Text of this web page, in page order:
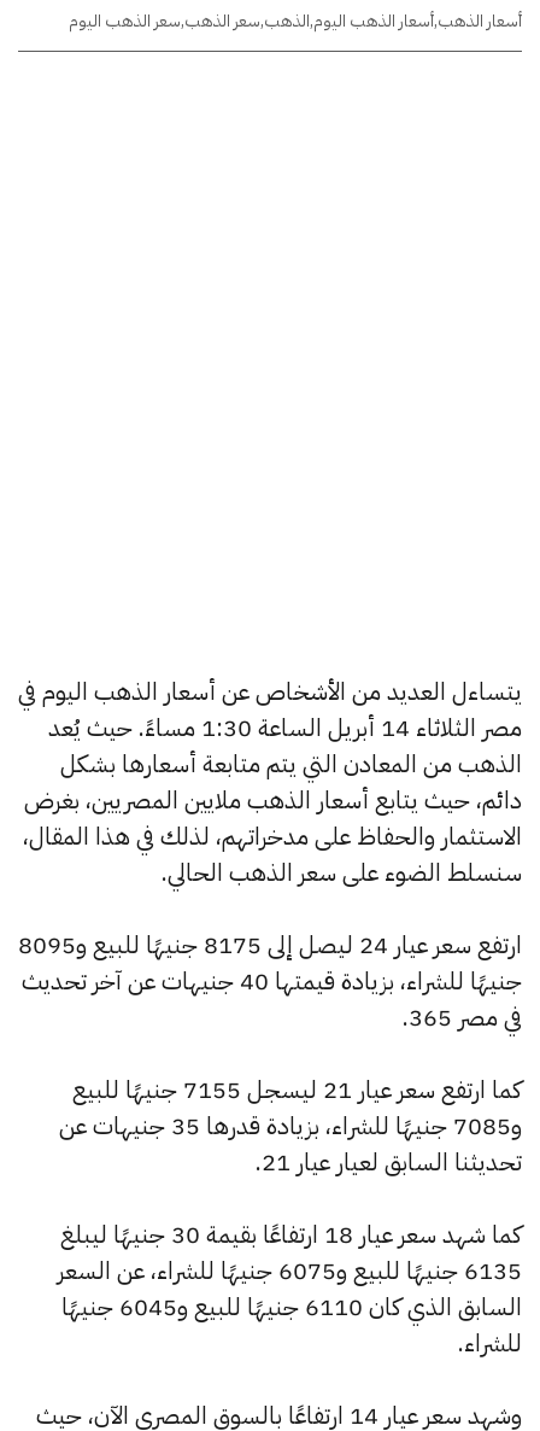
أسعار الذهب,أسعار الذهب اليوم,الذهب,سعر الذهب,سعر الذهب اليوم
يتساءل العديد من الأشخاص عن أسعار الذهب اليوم في
مصر الثلاثاء 14 أبريل الساعة 1:30 مساءً. حيث يُعد
الذهب من المعادن التي يتم متابعة أسعارها بشكل
دائم، حيث يتابع أسعار الذهب ملايين المصريين، بغرض
الاستثمار والحفاظ على مدخراتهم، لذلك في هذا المقال،
سنسلط الضوء على سعر الذهب الحالي.
ارتفع سعر عيار 24 ليصل إلى 8175 جنيهًا للبيع و8095
جنيهًا للشراء، بزيادة قيمتها 40 جنيهات عن آخر تحديث
في مصر 365.
كما ارتفع سعر عيار 21 ليسجل 7155 جنيهًا للبيع
و7085 جنيهًا للشراء، بزيادة قدرها 35 جنيهات عن
تحديثنا السابق لعيار عيار 21.
كما شهد سعر عيار 18 ارتفاعًا بقيمة 30 جنيهًا ليبلغ
6135 جنيهًا للبيع و6075 جنيهًا للشراء، عن السعر
السابق الذي كان 6110 جنيهًا للبيع و6045 جنيهًا
للشراء.
وشهد سعر عيار 14 ارتفاعًا بالسوق المصري الآن، حيث